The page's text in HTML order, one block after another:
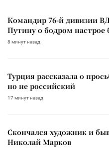
Командир 76-й дивизии
Путину о бодром настрое
8 минут назад
Турция рассказала о
но не российский
17 минут назад
Скончался художник и
Николай Марков